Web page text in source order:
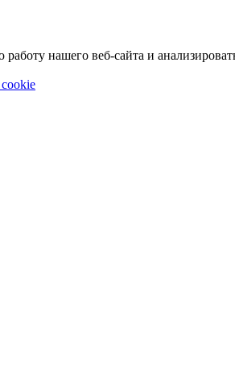
нашего веб-сайта и